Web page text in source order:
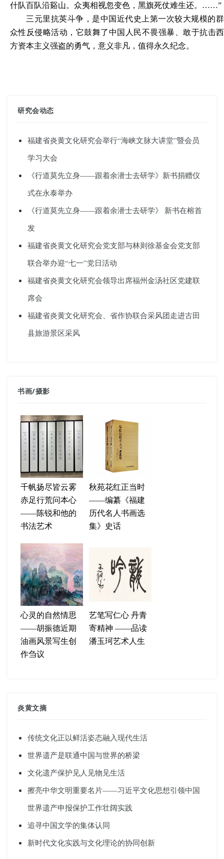
什队百队沿谿山。众夷相视忽变色，黑旗死仗难生还。……”
三元里抗英斗争，是中国近代史上第一次较大规模的群
众性反侵略活动，它鼓舞了中国人民不畏强暴、敢于抗击西
方资本主义强盗的勇气，意义非凡，值得永久纪念。
研究会动态
福建省炎黄文化研究会举行“海峡文脉大讲堂”暨会员
学习大会
《行道莫先立身——跟着余潜士去研学》新书捐赠仪
式在永泰举办
《行道莫先立身——跟着余潜士去研学》 新书在榕首
发
福建省炎黄文化研究会党支部与林则徐基金会党支部
联合举办迎“七一”党日活动
福建省炎黄文化研究会领导出席福州金汤社区党建联
席会
福建省炎黄文化研究会、省作协联合采风团走进古田
县旅游景区采风
书画/摄影
千帆扬尽皆云雾
赤足行荒问本心
——陈锐和他的
书法艺术
秋苑花红正当时
——编纂《福建
历代名人书画选
集》史话
心灵的自然情思
——胡振德近期
油画风景写生创
作刍议
艺笔写仁心 丹青
寄精神 ——品读
潘玉珂艺术人生
炎黄文摘
传统文化正以鲜活姿态融入现代生活
世界遗产是联通中国与世界的桥梁
文化遗产保护见人见物见生活
擦亮中华文明重要名片——习近平文化思想引领中国
世界遗产申报保护工作壮阔实践
追寻中国文学的集体认同
新时代文化实践与文化理论的协同创新